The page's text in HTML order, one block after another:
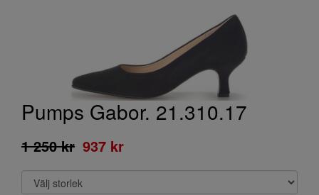
Pumps Gabor. 21.310.17
1 250 kr 937 kr